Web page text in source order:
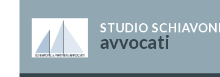
STUDIO
avvocati